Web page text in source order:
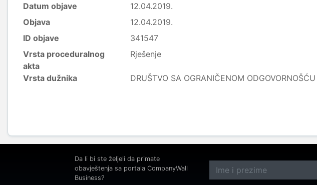
Datum objave
12.04.2019.
Objava
12.04.2019.
ID objave
341547
Vrsta proceduralnog
akta
Rješenje
Vrsta dužnika DRUŠTVO SA OGRANIČENOM ODGOVORNOŠĆU
Da li bi ste željeli da primate
obavještenja sa portala CompanyWall
Business?